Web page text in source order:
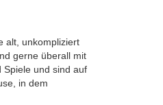
alt, unkompliziert
gerne überall mit
Spiele und sind auf
in dem